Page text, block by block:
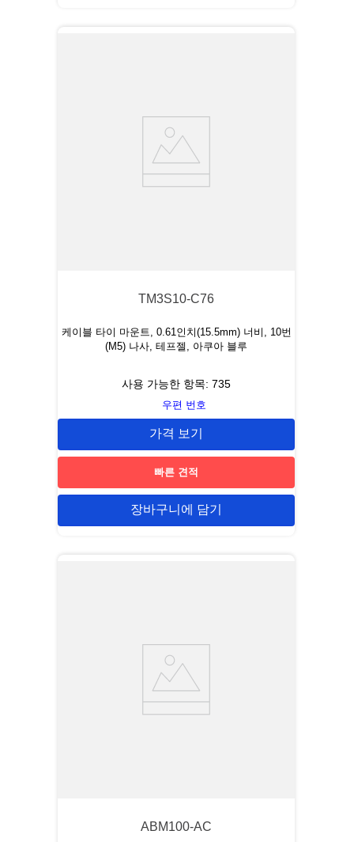
TM3S10-C76
케이블 타이 마운트, 0.61인치(15.5mm) 너비, 10번
(M5) 나사, 테프젤, 아쿠아 블루
사용 가능한 항목: 735
우편 번호
가격 보기
빠른 견적
장바구니에 담기
ABM100-AC